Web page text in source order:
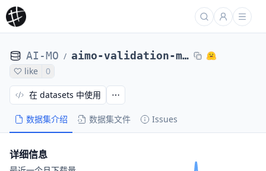
AI-MO / aimo-validation-math-level-5
like 0
数据集介绍 数据集文件 Issues
在 datasets 中使用
详细信息